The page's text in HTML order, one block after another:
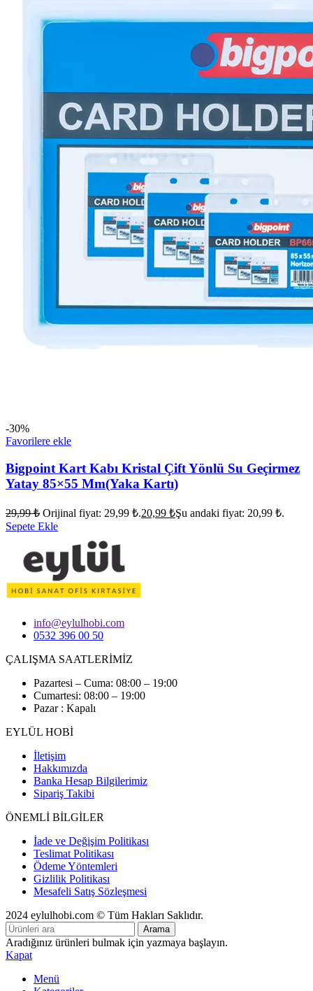
-30%
Favorilere ekle
Bigpoint Kart Kabı Kristal Çift Yönlü Su Geçirmez
Yatay 85×55 Mm(Yaka Kartı)
29,99₺ Orijinal fiyat: 29,99 ₺.20,99 ₺Şu andaki fiyat: 20,99 ₺.
Sepete Ekle
info@eylulhobi.com
0532 396 00 50
ÇALIŞMA SAATLERİMİZ
Pazartesi – Cuma: 08:00 – 19:00
Cumartesi: 08:00 – 19:00
Pazar : Kapalı
EYLÜL HOBİ
İletişim
Hakkımızda
Banka Hesap Bilgilerimiz
Sipariş Takibi
ÖNEMLİ BİLGİLER
İade ve Değişim Politikası
Teslimat Politikası
Ödeme Yöntemleri
Gizlilik Politikası
Mesafeli Satış Sözleşmesi
2024 eylulhobi.com © Tüm Hakları Saklıdır.
Arama
Aradığınız ürünleri bulmak için yazmaya başlayın.
Kapat
Menü